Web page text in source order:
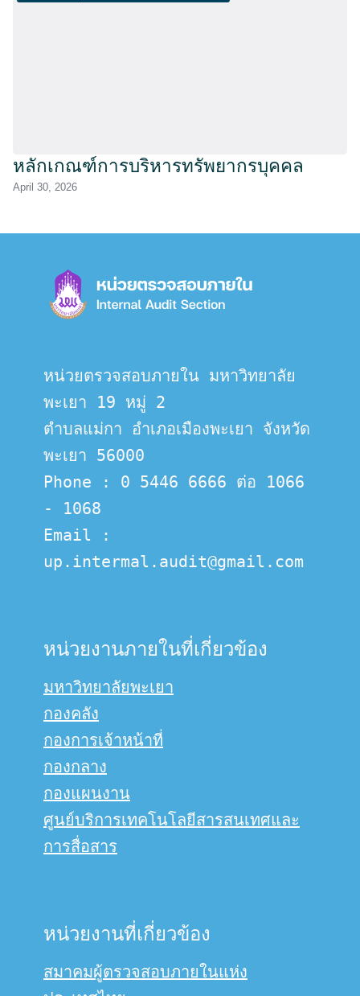
หลักเกณฑ์การบริหารทรัพยากรบุคคล
April 30, 2026
หน่วยตรวจสอบภายใน มหาวิทยาลัย
พะเยา 19 หมู่ 2
ตำบลแม่กา อำเภอเมืองพะเยา จังหวัด
พะเยา 56000
Phone : 0 5446 6666 ต่อ 1066
- 1068
Email :
up.intermal.audit@gmail.com
หน่วยงานภายในที่เกี่ยวข้อง
มหาวิทยาลัยพะเยา
กองคลัง
กองการเจ้าหน้าที่
กองกลาง
กองแผนงาน
ศูนย์บริการเทคโนโลยีสารสนเทศและ
การสื่อสาร
หน่วยงานที่เกี่ยวข้อง
สมาคมผู้ตรวจสอบภายในแห่ง